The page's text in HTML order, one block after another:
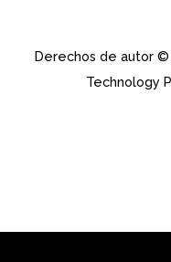
Derechos de autor ©
Technology